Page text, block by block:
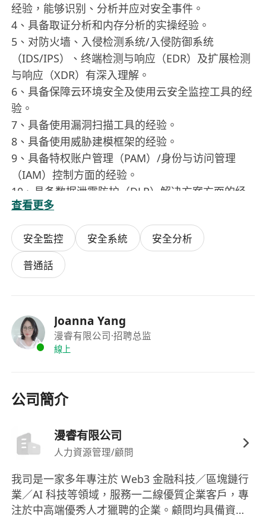
经验，能够识别、分析并应对安全事件。
4、具备取证分析和内存分析的实操经验。
5、对防火墙、入侵检测系统/入侵防御系统
（IDS/IPS）、终端检测与响应（EDR）及扩展检测
与响应（XDR）有深入理解。
6、具备保障云环境安全及使用云安全监控工具的经
验。
7、具备使用漏洞扫描工具的经验。
8、具备使用威胁建模框架的经验。
9、具备特权账户管理（PAM）/身份与访问管理
（IAM）控制方面的经验。
10、具备数据泄露防护（DLP）解决方案方面的经
验。
查看更多
安全監控 安全系統
安全分析
普通話
Joanna Yang
漫睿有限公司·招聘总监
線上
公司簡介
漫睿有限公司
人力資源管理/顧問
我司是一家多年專注於 Web3 金融科技／區塊鏈行
業／AI 科技等領域，服務一二線優質企業客戶，專
注於中高端優秀人才獵聘的企業。顧問均具備資深